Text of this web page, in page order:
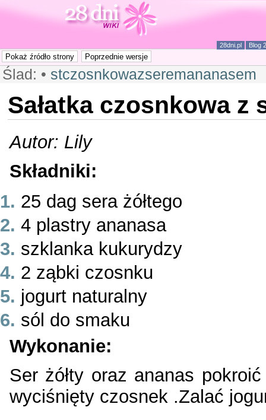
28dni.pl Blog
Ślad: • stczosnkowazseremananasem
Sałatka czosnkowa z
Autor: Lily
Składniki:
25 dag sera żółtego
4 plastry ananasa
szklanka kukurydzy
2 ząbki czosnku
jogurt naturalny
sól do smaku
Wykonanie:
Ser żółty oraz ananas
wyciśnięty czosnek .Zalać